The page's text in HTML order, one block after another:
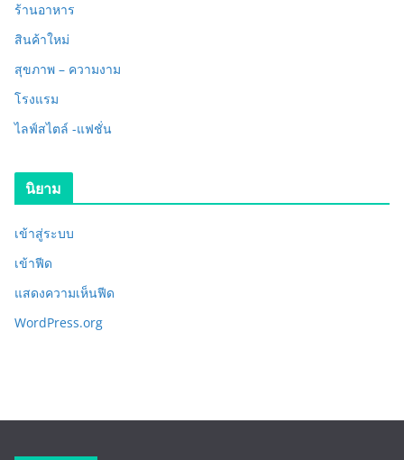
ร้านอาหาร
สินค้าใหม่
สุขภาพ – ความงาม
โรงแรม
ไลฟ์สไตล์ -แฟชั่น
นิยาม
เข้าสู่ระบบ
เข้าฟีด
แสดงความเห็นฟีด
WordPress.org